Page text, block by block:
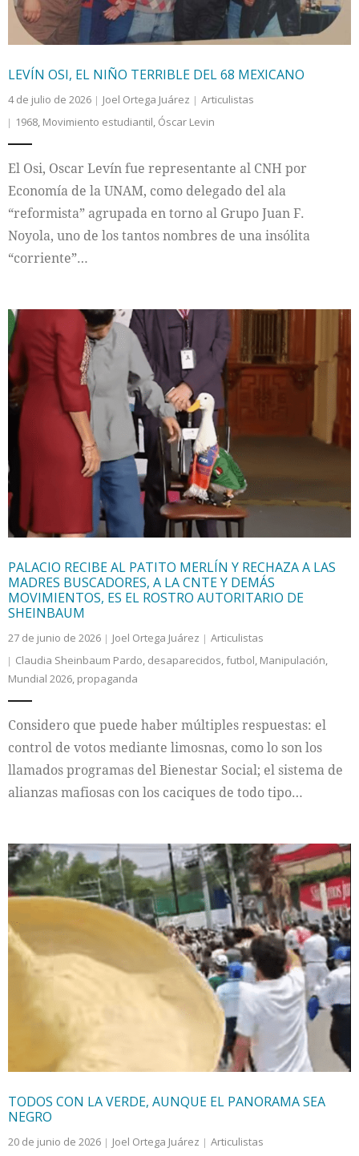
LEVÍN OSI, EL NIÑO TERRIBLE DEL 68 MEXICANO
4 de julio de 2026 Joel Ortega Juárez
Articulistas
1968 Movimiento estudiantil Óscar Levin
El Osi, Oscar Levín fue representante al CNH por
Economía de la UNAM, como delegado del ala
“reformista” agrupada en torno al Grupo Juan F.
Noyola, uno de los tantos nombres de una insólita
“corriente”…
PALACIO RECIBE AL PATITO MERLÍN Y RECHAZA A LAS
MADRES BUSCADORES, A LA CNTE Y DEMÁS
MOVIMIENTOS, ES EL ROSTRO AUTORITARIO DE
SHEINBAUM
27 de junio de 2026 Joel Ortega Juárez
Articulistas
Claudia Sheinbaum Pardo, desaparecidos,futbol, Manipulación,
Mundial 2026, propaganda
Considero que puede haber múltiples respuestas: el
control de votos mediante limosnas, como lo son los
llamados programas del Bienestar Social; el sistema de
alianzas mafiosas con los caciques de todo tipo…
TODOS CON LA VERDE, AUNQUE EL PANORAMA SEA
NEGRO
20 de junio de 2026 Joel Ortega Juárez
Articulistas